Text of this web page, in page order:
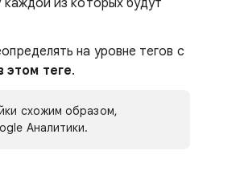
из которых будут
на уровне тегов с
этом теге.
схожим образом,
Аналитики.